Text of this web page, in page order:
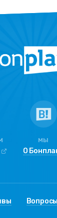
МЫ
О